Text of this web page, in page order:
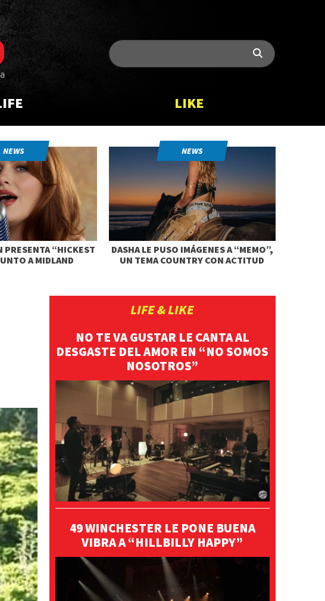
LIKE
NEWS
PRESENTA “HICKEST
A MIDLAND
NEWS
DASHA LE PUSO IMÁGENES A “MEMO”,
UN TEMA COUNTRY CON ACTITUD
LIFE & LIKE
NO TE VA GUSTAR LE CANTA AL
DESGASTE DEL AMOR EN “NO SOMOS
NOSOTROS”
49 WINCHESTER LE PONE BUENA
VIBRA A “HILLBILLY HAPPY”